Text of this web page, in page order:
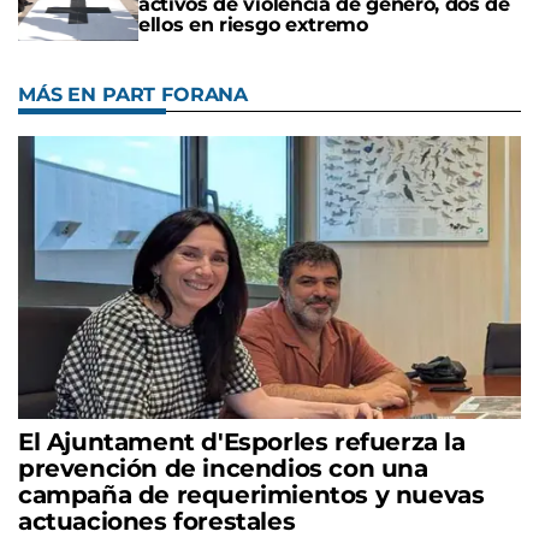
ellos en riesgo extremo
MÁS EN PART FORANA
El Ajuntament d'Esporles refuerza la
prevención de incendios con una
campaña de requerimientos y nuevas
actuaciones forestales